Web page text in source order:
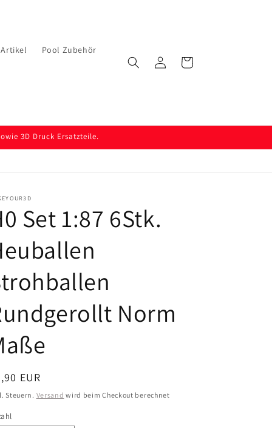
Pool Zubehör
EinloggenWarenkorb
3D Druck Ersatzteile.
Set 1:87 6Stk.
Norm
EUR
Steuern. Versand wird beim Checkout berechnet